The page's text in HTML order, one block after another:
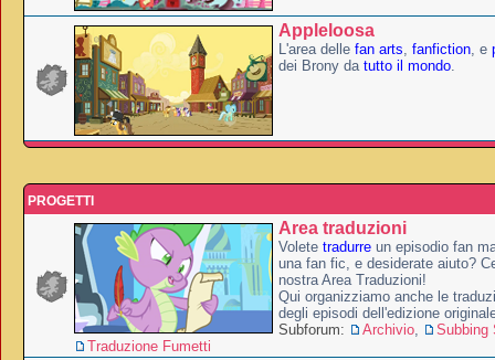
Appleloosa
L'area delle fan arts, fanfiction, e
dei Brony da tutto il mondo.
PROGETTI
Area traduzioni
Volete tradurre un episodio fan
una fan fic, e desiderate aiuto?
nostra Area Traduzioni!
Qui organizziamo anche le
degli episodi dell'edizione
Subforum:
Archivio,
Subbing
Traduzione Fumetti